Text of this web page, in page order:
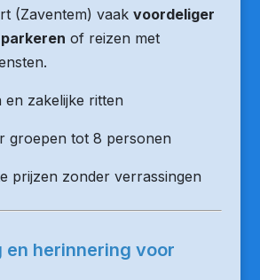
(Zaventem) vaak voordeliger
of reizen met
zakelijke ritten
groepen tot 8 personen
prijzen zonder verrassingen
en herinnering voor